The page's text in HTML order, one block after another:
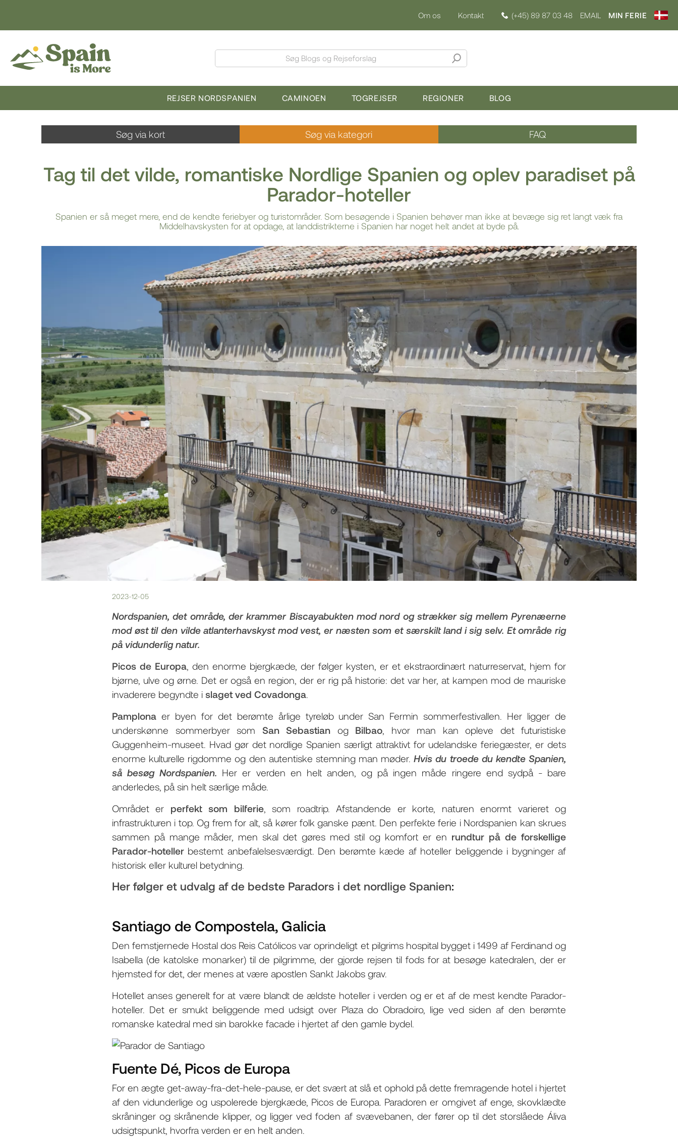
Om os Kontakt (+45) 89 87 03 48 EMAIL MIN FERIE
Søg Blogs og Rejseforslag
REJSER NORDSPANIEN CAMINOEN TOGREJSER REGIONER BLOG
Søg via kort Søg via kategori FAQ
Tag til det vilde, romantiske Nordlige Spanien og oplev paradiset på
Parador-hoteller
Spanien er så meget mere, end de kendte feriebyer og turistområder. Som besøgende i Spanien behøver man ikke at bevæge sig ret langt væk fra
Middelhavskysten for at opdage, at landdistrikterne i Spanien har noget helt andet at byde på.
2023-12-05
Nordspanien, det område, der krammer Biscayabukten mod nord og strækker sig mellem Pyrenæerne
mod øst til den vilde atlanterhavskyst mod vest, er næsten som et særskilt land i sig selv. Et område rig
på vidunderlig natur.
Picos de Europa, den enorme bjergkæde, der følger kysten, er et ekstraordinært naturreservat, hjem for
bjørne, ulve og ørne. Det er også en region, der er rig på historie: det var her, at kampen mod de mauriske
invaderere begyndte i slaget ved Covadonga.
Pamplona er byen for det berømte årlige tyreløb under San Fermin sommerfestivallen. Her ligger de
underskønne sommerbyer som San Sebastian og Bilbao, hvor man kan opleve det futuristiske
Guggenheim-museet. Hvad gør det nordlige Spanien særligt attraktivt for udelandske feriegæster, er dets
enorme kulturelle rigdomme og den autentiske stemning man møder.Hvis du troede du kendte Spanien,
så besøg Nordspanien. Her er verden en helt anden, og på ingen måde ringere end sydpå - bare
anderledes, på sin helt særlige måde.
Området er perfekt som bilferie, som roadtrip. Afstandende er korte, naturen enormt varieret og
infrastrukturen i top. Og frem for alt, så kører folk ganske pænt. Den perfekte ferie i Nordspanien kan skrues
sammen på mange måder, men skal det gøres med stil og komfort er en rundtur på de forskellige
Parador-hoteller bestemt anbefalelsesværdigt. Den berømte kæde af hoteller beliggende i bygninger af
historisk eller kulturel betydning.
Her følger et udvalg af de bedste Paradors i det nordlige Spanien:
Santiago de Compostela, Galicia
Den femstjernede Hostal dos Reis Católicos var oprindeligt et pilgrims hospital bygget i 1499 af Ferdinand og
Isabella (de katolske monarker) til de pilgrimme, der gjorde rejsen til fods for at besøge katedralen, der er
hjemsted for det, der menes at være apostlen Sankt Jakobs grav.
Hotellet anses generelt for at være blandt de ældste hoteller i verden og er et af ​​de mest kendte Parador-
hoteller. Det er smukt beliggende med udsigt over Plaza do Obradoiro, lige ved siden af ​​den berømte
romanske katedral med sin barokke facade i hjertet af den gamle bydel.
Fuente Dé, Picos de Europa
For en ægte get-away-fra-det-hele-pause, er det svært at slå et ophold på dette fremragende hotel i hjertet
af den vidunderlige og uspolerede bjergkæde, Picos de Europa. Paradoren er omgivet af enge, skovklædte
skråninger og skrånende klipper, og ligger ved foden af ​​svævebanen, der fører op til det storslåede Áliva
udsigtspunkt, hvorfra verden er en helt anden.